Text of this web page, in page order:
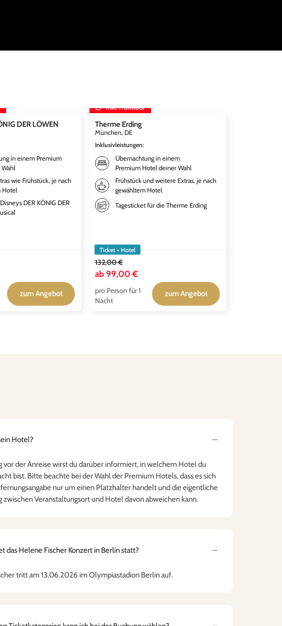
DER LÖWEN
in einem Premium
wie Frühstück, je nach
Hotel
DER KÖNIG DER
zum Angebot
inkl. Frühstück
Therme Erding
München, DE
Inklusivleistungen:
Übernachtung in einem
Premium Hotel deiner Wahl
Frühstück und weitere Extras, je nach
gewähltem Hotel
Tagesticket für die Therme Erding
Ticket + Hotel
132,00 €
ab 99,00 €
pro Person für 1
Nacht
zum Angebot
Hotel?
vor der Anreise wirst du darüber informiert, in welchem Hotel du
bist. Bitte beachte bei der Wahl der Premium Hotels, dass es sich
nur um einen Platzhalter handelt und die eigentliche
zwischen Veranstaltungsort und Hotel davon abweichen kann.
das Helene Fischer Konzert in Berlin statt?
tritt am 13.06.2026 im Olympiastadion Berlin auf.